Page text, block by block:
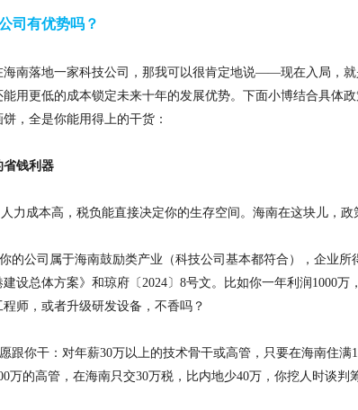
司有优势吗？
海南落地一家科技公司，那我可以很肯定地说——现在入局，
用更低的成本锁定未来十年的发展优势。下面小博结合具体
，全是你能用得上的干货：
省钱利器
力成本高，税负能直接决定你的生存空间。海南在这块儿，政
的公司属于海南鼓励类产业（科技公司基本都符合），企业
设总体方案》和琼府〔2024〕8号文。比如你一年利润1000万
师，或者升级研发设备，不香吗？
跟你干：对年薪30万以上的技术骨干或高管，只要在海南住满
的高管，在海南只交30万税，比内地少40万，你挖人时谈判